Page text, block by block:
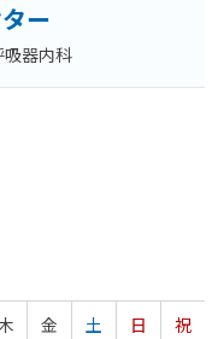
ー
吸器内科
金 土 日
祝